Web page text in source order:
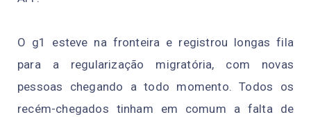
O g1 esteve na fronteira e registrou longas fila
para a regularização migratória, com novas
pessoas chegando a todo momento. Todos os
recém-chegados tinham em comum a falta de